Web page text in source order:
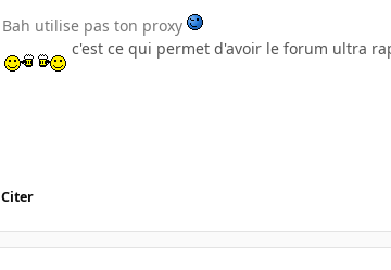
Bah utilise pas ton proxy
c'est ce qui permet d'avoir le forum ultra
Citer